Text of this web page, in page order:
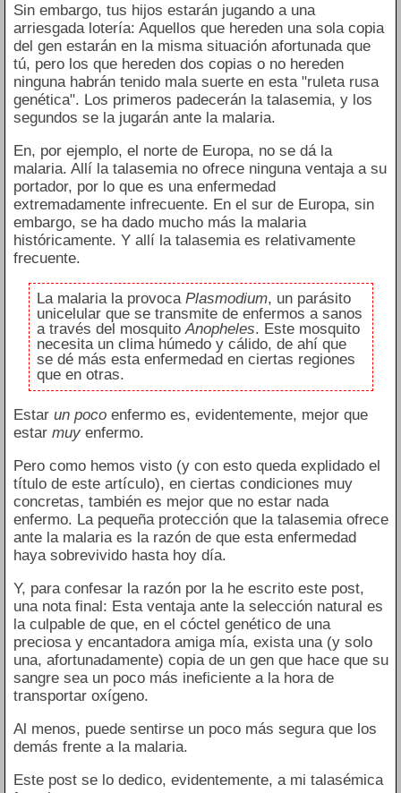
Sin embargo, tus hijos estarán jugando a una
arriesgada lotería: Aquellos que hereden una sola copia
del gen estarán en la misma situación afortunada que
tú, pero los que hereden dos copias o no hereden
ninguna habrán tenido mala suerte en esta "ruleta rusa
genética". Los primeros padecerán la talasemia, y los
segundos se la jugarán ante la malaria.
En, por ejemplo, el norte de Europa, no se dá la
malaria. Allí la talasemia no ofrece ninguna ventaja a su
portador, por lo que es una enfermedad
extremadamente infrecuente. En el sur de Europa, sin
embargo, se ha dado mucho más la malaria
históricamente. Y allí la talasemia es relativamente
frecuente.
La malaria la provoca Plasmodium, un parásito
unicelular que se transmite de enfermos a sanos
a través del mosquitoAnopheles. Este mosquito
necesita un clima húmedo y cálido, de ahí que
se dé más esta enfermedad en ciertas regiones
que en otras.
Estar un pocoenfermo es, evidentemente, mejor que
estar muyenfermo.
Pero como hemos visto (y con esto queda explidado el
título de este artículo), en ciertas condiciones muy
concretas, también es mejor que no estar nada
enfermo. La pequeña protección que la talasemia ofrece
ante la malaria es la razón de que esta enfermedad
haya sobrevivido hasta hoy día.
Y, para confesar la razón por la he escrito este post,
una nota final: Esta ventaja ante la selección natural es
la culpable de que, en el cóctel genético de una
preciosa y encantadora amiga mía, exista una (y solo
una, afortunadamente) copia de un gen que hace que su
sangre sea un poco más ineficiente a la hora de
transportar oxígeno.
Al menos, puede sentirse un poco más segura que los
demás frente a la malaria.
Este post se lo dedico, evidentemente, a mi talasémica